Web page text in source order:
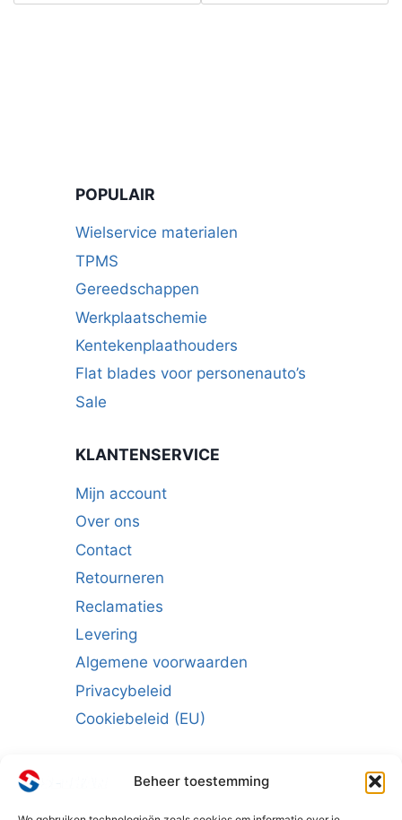
Beheer toestemming
POPULAIR
Wielservice materialen
TPMS
Gereedschappen
Werkplaatschemie
Kentekenplaathouders
Flat blades voor personenauto’s
Sale
KLANTENSERVICE
Mijn account
Over ons
Contact
Retourneren
Reclamaties
Levering
Algemene voorwaarden
Privacybeleid
Cookiebeleid (EU)